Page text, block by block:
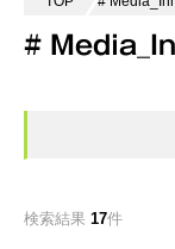
#
検索結果 17件